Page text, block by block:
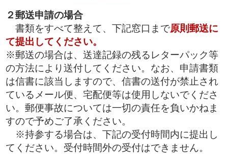
２郵送申請の場合
書類をすべて整えて、下記窓口まで原則郵送に
て提出してください。
※郵送の場合は、送達記録の残るレターパック等
の方法により送付してください。なお、申請書類
は信書に該当しますので、信書の送付が禁止され
ているメール便、宅配便等は使用しないでくださ
い。郵便事故については一切の責任を負いかねま
すので予めご了承ください。
※持参する場合は、下記の受付時間内に提出し
てください。受付時間外の受付はできません。